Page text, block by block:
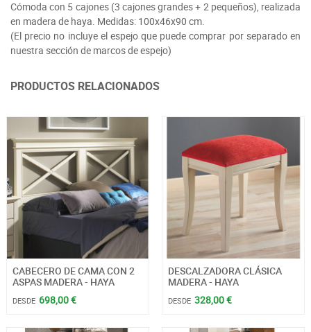
Cómoda con 5 cajones (3 cajones grandes + 2 pequeños), realizada
en madera de haya. Medidas: 100x46x90 cm.
(El precio no incluye el espejo que puede comprar por separado en
nuestra sección de marcos de espejo)
PRODUCTOS RELACIONADOS
CABECERO DE CAMA CON 2
ASPAS MADERA - HAYA
DESDE 698,00 €
DESCALZADORA CLÁSICA
MADERA - HAYA
DESDE 328,00 €